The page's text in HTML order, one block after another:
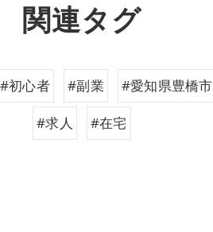
関連タグ
#初心者 #副業 #愛知県豊橋市
#求人 #在宅